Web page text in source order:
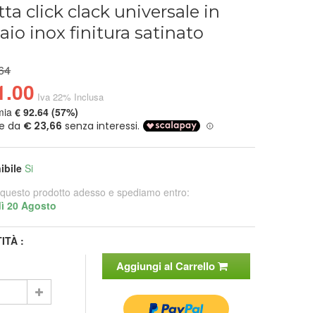
click clack universale in
inox finitura satinato
Iva 22% Inclusa
€ 92.64 (57%)
Si
prodotto adesso e spediamo entro:
20 Agosto
:
Aggiungi al Carrello